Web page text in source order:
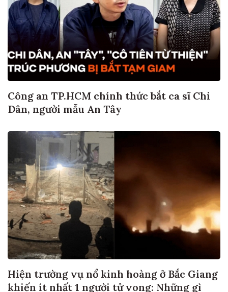
Công an TP.HCM chính thức bắt ca sĩ Chi
Dân, người mẫu An Tây
Hiện trường vụ nổ kinh hoàng ở Bắc Giang
khiến ít nhất 1 người tử vong: Những gì